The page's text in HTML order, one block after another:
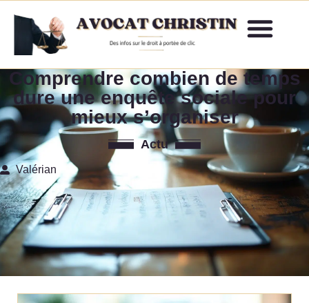
Comprendre combien de temps
dure une enquête sociale pour
mieux s’organiser
Actu
Valérian